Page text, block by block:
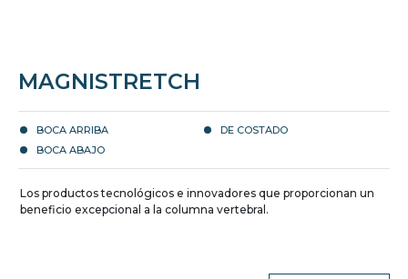
MAGNISTRETCH
BOCA ARRIBA
DE COSTADO
BOCA ABAJO
Los productos tecnológicos e innovadores que proporcionan un
beneficio excepcional a la columna vertebral.